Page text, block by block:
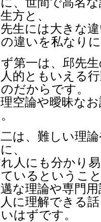
方と、
生には大きな
違いを私なり
ず第一は、邱先
的ともいえる
だからです。
空論や曖昧な
は、難しい理
、
人にも分かり
いるというこ
な理論や専門
に理解できる
はずです。